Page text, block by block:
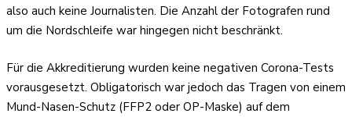
also auch keine Journalisten. Die Anzahl der Fotografen rund
um die Nordschleife war hingegen nicht beschränkt.
Für die Akkreditierung wurden keine negativen Corona-Tests
vorausgesetzt. Obligatorisch war jedoch das Tragen von einem
Mund-Nasen-Schutz (FFP2 oder OP-Maske) auf dem